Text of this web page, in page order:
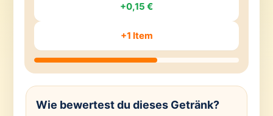
+0,15 €
+1 Item
Wie bewertest du dieses Getränk?